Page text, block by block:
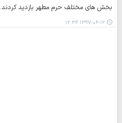
بخش های مختلف حرم مطهر بازدید کردند.
۱۳۹۷-۰۶-۱۲ ۱۲:۳۶